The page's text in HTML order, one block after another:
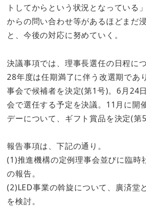
トしてからという状況となっている
からの問い合わせ等があるほどまだ
と、今後の対応に努めていく。
決議事項では、理事長選任の日程に
28年度は任期満了に伴う改選期であ
事会で候補者を決定(第1号)。6月24
会で選任する予定を決議。11月に開
デーについて、ギフト賞品を決定(第5
報告事項は、下記の通り。
(1)推進機構の定例理事会並びに臨時
の報告。
(2)LED事業の斡旋について、廣済堂
を検討。